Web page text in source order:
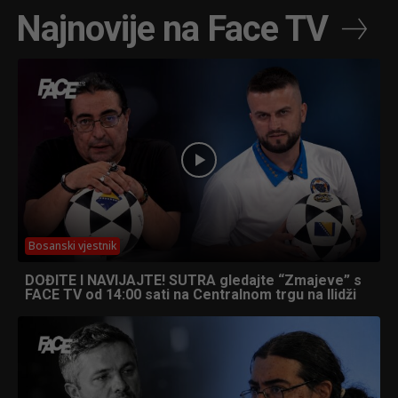
Najnovije na Face TV
Bosanski vjestnik
DOĐITE I NAVIJAJTE! SUTRA gledajte “Zmajeve” s
FACE TV od 14:00 sati na Centralnom trgu na Ilidži